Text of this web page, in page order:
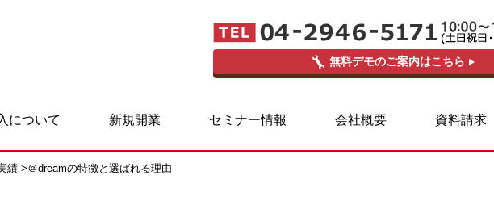
無料デモのご案内はこちら
について 新規開業 セミナー情報 会社概要 資料請求
績 >＠dreamの特徴と選ばれる理由